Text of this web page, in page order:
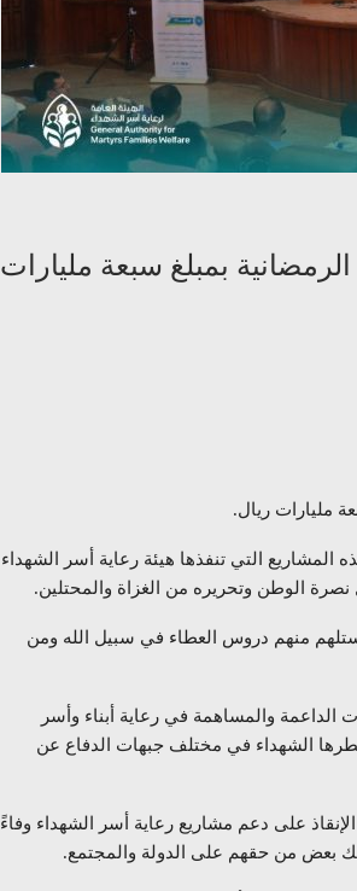
بمبلغ سبعة مليارات
مليارات ريال.
التي تنفذها هيئة رعاية أسر الشهداء
الوطن وتحريره من الغزاة والمحتلين.
منهم دروس العطاء في سبيل الله ومن
الداعمة والمساهمة في رعاية أبناء وأسر
الشهداء في مختلف جبهات الدفاع عن
على دعم مشاريع رعاية أسر الشهداء وفاءً
بعض من حقهم على الدولة والمجتمع.